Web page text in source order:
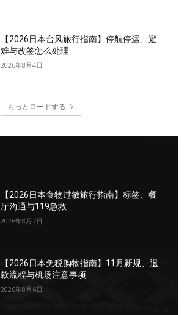
【2026日本台风旅行指南】停航停运、避
难与改签怎么处理
2026年8月4日
もっとロードする
【2026日本食物过敏旅行指南】标签、餐
厅沟通与119急救
2026年8月7日
【2026日本免税购物指南】11月新规、退
款流程与机场注意事项
2026年8月6日